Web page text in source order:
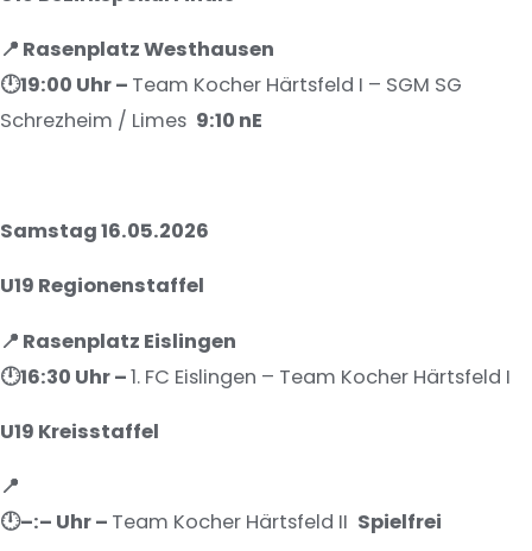
📍 Rasenplatz Westhausen
🕛19:00 Uhr – Team Kocher Härtsfeld I – SGM SG
Schrezheim / Limes 9:10 nE
Samstag 16.05.2026
U19 Regionenstaffel
📍 Rasenplatz Eislingen
🕛16:30 Uhr –1. FC Eislingen – Team Kocher Härtsfeld I
U19 Kreisstaffel
📍
🕛–:– Uhr – Team Kocher Härtsfeld II Spielfrei